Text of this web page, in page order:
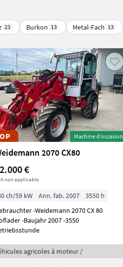
23 Burkon 13 Metal-Fach 13
Machine d’occasion
2070 CX80
€
non applicable
ch/59 kW Ann. fab. 2007
3550 h
-Weidemann 2070 CX 80
-Baujahr 2007 -3550
agricoles à moteur /